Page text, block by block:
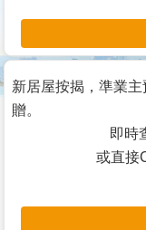
宅
谷
按
新居屋按揭，準業
贈。
即時
或直接